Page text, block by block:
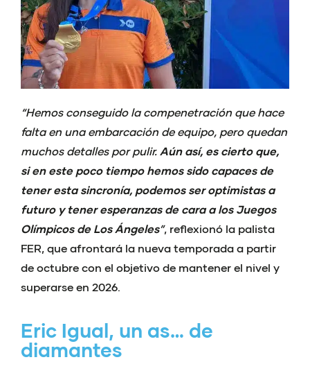
“Hemos conseguido la compenetración que hace
falta en una embarcación de equipo, pero quedan
muchos detalles por pulir. Aún así, es cierto que,
si en este poco tiempo hemos sido capaces de
tener esta sincronía, podemos ser optimistas a
futuro y tener esperanzas de cara a los Juegos
Olímpicos de Los Ángeles”, reflexionó la palista
FER, que afrontará la nueva temporada a partir
de octubre con el objetivo de mantener el nivel y
superarse en 2026.
Eric Igual, un as… de
diamantes